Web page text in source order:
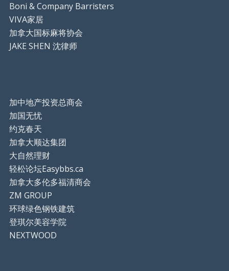
Boni & Company Barristers
VIVA家居
加拿大国标麻将协会
JAKE SHEN 沈律师
加中地产投资总商会
加国无忧
约克春天
加拿大顺达集团
大自然理财
轻松论坛Easybbs.ca
加拿大多伦多福清商会
ZM GROUP
环球绿色钢铁建筑
登琪尔美容学院
NEXTWOOD